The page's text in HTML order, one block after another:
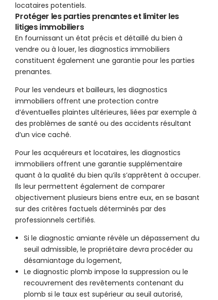
locataires potentiels.
Protéger les parties prenantes et limiter les
litiges immobiliers
En fournissant un état précis et détaillé du bien à
vendre ou à louer, les diagnostics immobiliers
constituent également une garantie pour les parties
prenantes.
Pour les vendeurs et bailleurs, les diagnostics
immobiliers offrent une protection contre
d’éventuelles plaintes ultérieures, liées par exemple à
des problèmes de santé ou des accidents résultant
d’un vice caché.
Pour les acquéreurs et locataires, les diagnostics
immobiliers offrent une garantie supplémentaire
quant à la qualité du bien qu’ils s’apprêtent à occuper.
Ils leur permettent également de comparer
objectivement plusieurs biens entre eux, en se basant
sur des critères factuels déterminés par des
professionnels certifiés.
Si le diagnostic amiante révèle un dépassement du
seuil admissible, le propriétaire devra procéder au
désamiantage du logement,
Le diagnostic plomb impose la suppression ou le
recouvrement des revêtements contenant du
plomb si le taux est supérieur au seuil autorisé,